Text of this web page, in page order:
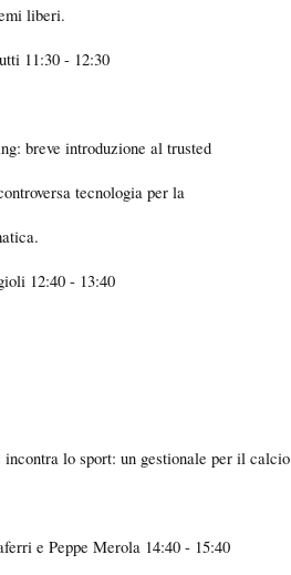
liberi.
11:30 - 12:30
breve introduzione al trusted
tecnologia per la
12:40 - 13:40
lo sport: un gestionale per il calcio
e Peppe Merola 14:40 - 15:40